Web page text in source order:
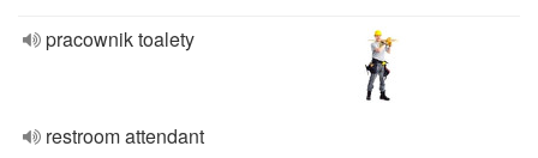
pracownik toalety
restroom attendant